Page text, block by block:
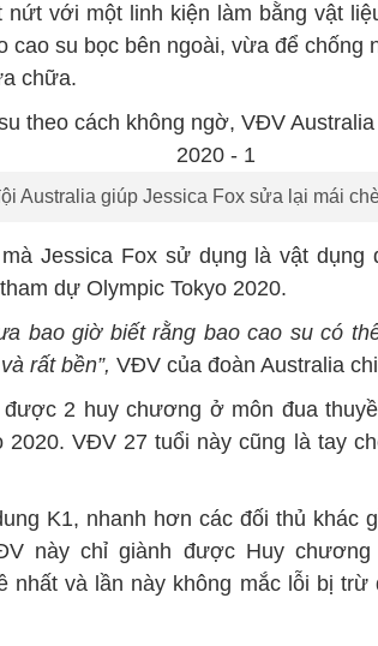
nứt với một linh kiện làm bằng vật
cao su bọc bên ngoài, vừa để chống
chữa.
Australia giúp Jessica Fox sửa lại mái
Jessica Fox sử dụng là vật
dự Olympic Tokyo 2020.
bao giờ biết rằng bao cao su có
rất bền”, VĐV của đoàn Australia
được 2 huy chương ở môn đua
2020. VĐV 27 tuổi này cũng là tay
K1, nhanh hơn các đối thủ khác
này chỉ giành được Huy
nhất và lần này không mắc lỗi bị